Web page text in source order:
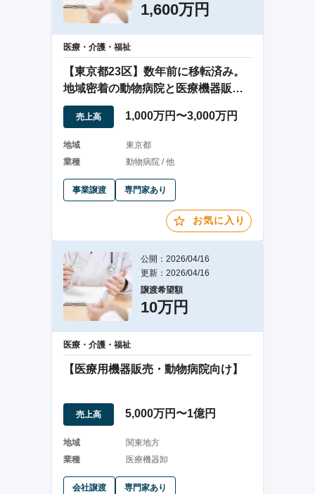
1,600万円
医療・介護・福祉
【東京都23区】数年前に移転済み。
地域密着の動物病院と医療機器販売
業の2本柱
売上高 1,000万円〜3,000万円
地域
東京都
業種
動物病院 / 他
事業譲渡 専門家あり
お気に入り
公開：2026/04/16
更新：2026/04/16
譲渡希望額
10万円
医療・介護・福祉
【医療用機器販売・動物病院向け】
売上高 5,000万円〜1億円
地域
関東地方
業種
医療機器卸
会社譲渡 専門家あり